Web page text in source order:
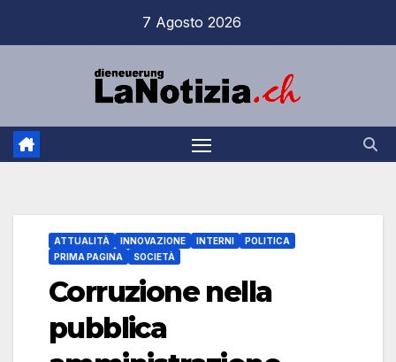
7 Agosto 2026
ATTUALITÀ INNOVAZIONE INTERNI
POLITICA
PRIMA PAGINA
SOCIETÀ
Corruzione nella
pubblica